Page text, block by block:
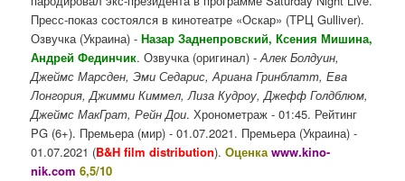
Пресс-показ состоялся в кинотеатре «Оскар» (ТРЦ Gulliver).
Озвучка (Украина) -Назар Заднепровский, Ксения Мишина,
Андрей Фединчик. Озвучка (оригинал) -Алек Болдуин,
Джеймс Марсден, Эми Седарис, Ариана Гринблатт, Ева
Лонгория, Джимми Киммел, Лиза Кудроу, Джефф Голдблюм,
Джеймс МакГрат, Рейн Дои. Хронометраж - 01:45. Рейтинг
PG (6+). Премьера (мир) - 01.07.2021. Премьера (Украина) -
01.07.2021 (B&H film distribution).Оценкаwww.kino-
nik.com 6,5/10